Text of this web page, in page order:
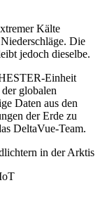
Kälte
Die
jedoch dieselbe.
Einheit
globalen
Daten aus den
der Erde zu
DeltaVue-Team.